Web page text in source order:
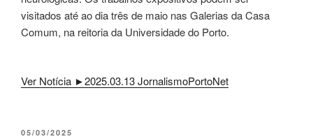
visitados até ao dia três de maio nas Galerias da Casa
Comum, na reitoria da Universidade do Porto.
Ver Notícia ►2025.03.13 JornalismoPortoNet
PUBLICADO
05/03/2025